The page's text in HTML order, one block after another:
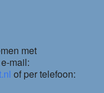
met
mail:
of per telefoon: